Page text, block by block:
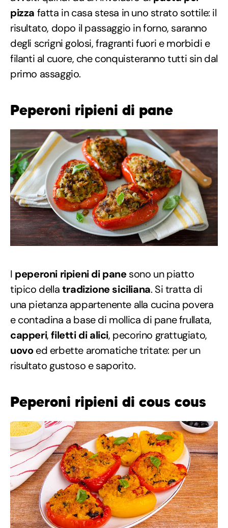
pizza fatta in casa stesa in uno strato sottile: il
risultato, dopo il passaggio in forno, saranno
degli scrigni golosi, fragranti fuori e morbidi e
filanti al cuore, che conquisteranno tutti sin dal
primo assaggio.
Peperoni ripieni di pane
I peperoni ripieni di panesono un piatto
tipico dellatradizione siciliana. Si tratta di
una pietanza appartenente alla cucina povera
e contadina a base di mollica di pane frullata,
capperi,filetti di alici, pecorino grattugiato,
uovoed erbette aromatiche tritate: per un
risultato gustoso e saporito.
Peperoni ripieni di cous cous